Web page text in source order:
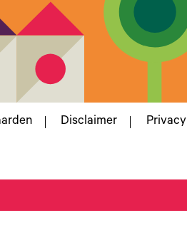
Disclaimer Privacy